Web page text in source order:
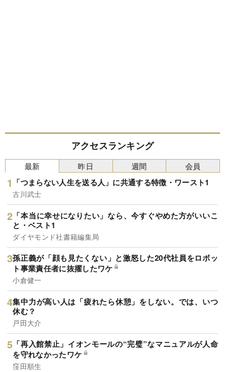
アクセスランキング
最新
「つまらない人生を送る人」に共通する特徴・ワースト1
古川武士
「本当に幸せになりたい」なら、今すぐやめた方がいいこ
と・ベスト1
ダイヤモンド社書籍編集局
孫正義が「顔も見たくない」と激怒した20代社員をロボッ
ト事業責任者に抜擢したワケ
小倉健一
集中力が高い人は「疲れたら休憩」をしない。では、いつ
休む？
戸田大介
「再入館禁止」イオンモールの“完璧”なマニュアルが人命
を守れなかったワケ
窪田順生
昨日 週間 会員